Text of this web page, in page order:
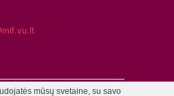
mūsų svetaine, su savo